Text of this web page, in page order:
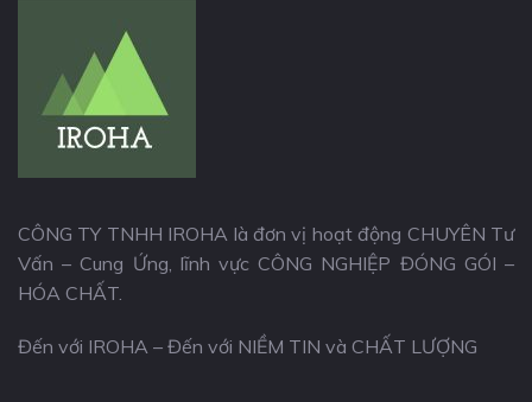
CÔNG TY TNHH IROHA là đơn vị hoạt động CHUYÊN Tư
Vấn – Cung Ứng, lĩnh vực CÔNG NGHIỆP ĐÓNG GÓI –
HÓA CHẤT.
Đến với IROHA – Đến với NIỀM TIN và CHẤT LƯỢNG